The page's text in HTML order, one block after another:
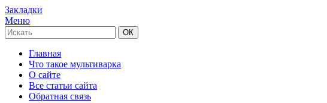
Закладки
Меню
Главная
Что такое мультиварка
О сайте
Все статьи сайта
Обратная связь